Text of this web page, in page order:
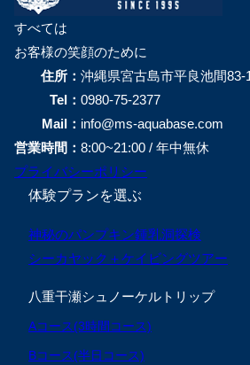
すべては
お客様の笑顔のために
住所： 沖縄県宮古島市平良池間83-
Tel： 0980-75-2377
Mail： info@ms-aquabase.com
営業時間： 8:00~21:00 / 年中無休
プライバシーポリシー
体験プランを選ぶ
神秘のパンプキン鍾乳洞探検
シーカヤック＋ケイビングツアー
八重干瀬シュノーケルトリップ
Aコース(3時間コース)
Bコース(半日コース)